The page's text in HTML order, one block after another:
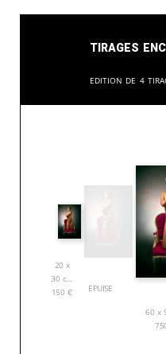
Tirages
Edition de 4
20 x
30 cm
150 € EPUISE
60 x